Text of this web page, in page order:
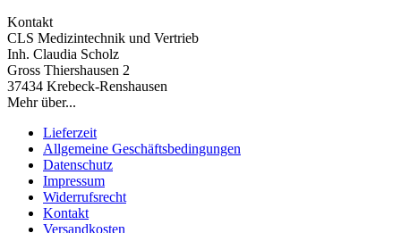
Kontakt
CLS Medizintechnik und Vertrieb
Inh. Claudia Scholz
Gross Thiershausen 2
37434 Krebeck-Renshausen
Mehr über...
Lieferzeit
Allgemeine Geschäftsbedingungen
Datenschutz
Impressum
Widerrufsrecht
Kontakt
Versandkosten